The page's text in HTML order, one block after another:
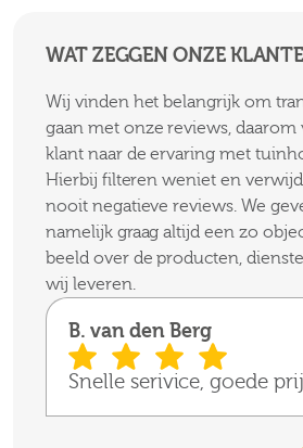
WAT ZEGGEN ONZE
Wij vinden het belangrijk om
gaan met onze reviews, daarom
klant naar de ervaring met
Hierbij filteren weniet en
nooit negatieve reviews. We
namelijk graag altijd een zo
beeld over de producten,
wij leveren.
B. van den Berg
Snelle serivice, goede